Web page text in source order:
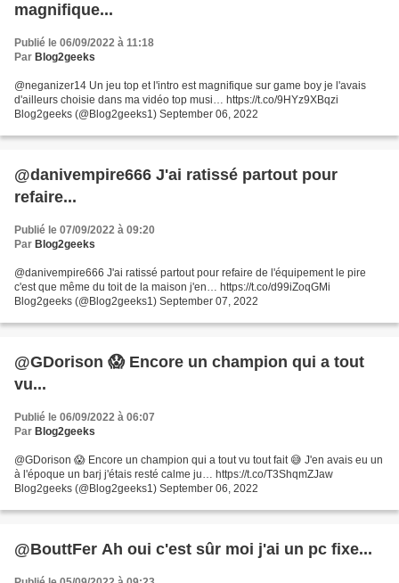
magnifique...
Publié le 06/09/2022 à 11:18
Par Blog2geeks
@neganizer14 Un jeu top et l'intro est magnifique sur game boy je l'avais
d'ailleurs choisie dans ma vidéo top musi… https://t.co/9HYz9XBqzi
Blog2geeks (@Blog2geeks1) September 06, 2022
@danivempire666 J'ai ratissé partout pour
refaire...
Publié le 07/09/2022 à 09:20
Par Blog2geeks
@danivempire666 J'ai ratissé partout pour refaire de l'équipement le pire
c'est que même du toit de la maison j'en… https://t.co/d99iZoqGMi
Blog2geeks (@Blog2geeks1) September 07, 2022
@GDorison 😱 Encore un champion qui a tout
vu...
Publié le 06/09/2022 à 06:07
Par Blog2geeks
@GDorison 😱 Encore un champion qui a tout vu tout fait 😅 J'en avais eu un
à l'époque un barj j'étais resté calme ju… https://t.co/T3ShqmZJaw
Blog2geeks (@Blog2geeks1) September 06, 2022
@BouttFer Ah oui c'est sûr moi j'ai un pc fixe...